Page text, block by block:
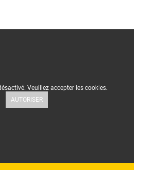
Veuillez accepter les cookies.
AUTORISER